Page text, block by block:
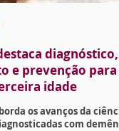
diagnóstico,
e prevenção para
idade
os avanços da
com